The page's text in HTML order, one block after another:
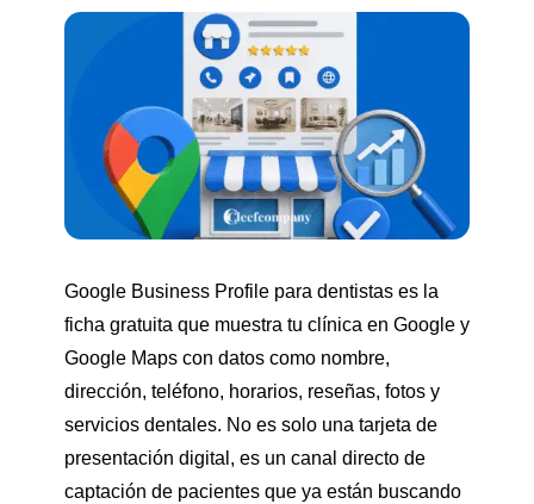
Google Business Profile para dentistas es la
ficha gratuita que muestra tu clínica en Google y
Google Maps con datos como nombre,
dirección, teléfono, horarios, reseñas, fotos y
servicios dentales. No es solo una tarjeta de
presentación digital, es un canal directo de
captación de pacientes que ya están buscando